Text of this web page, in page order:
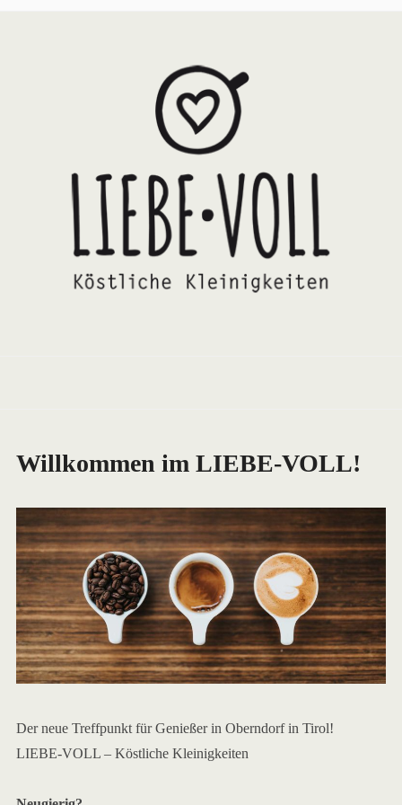
Willkommen im LIEBE-VOLL!
Der neue Treffpunkt für Genießer in Oberndorf in Tirol!
LIEBE-VOLL – Köstliche Kleinigkeiten